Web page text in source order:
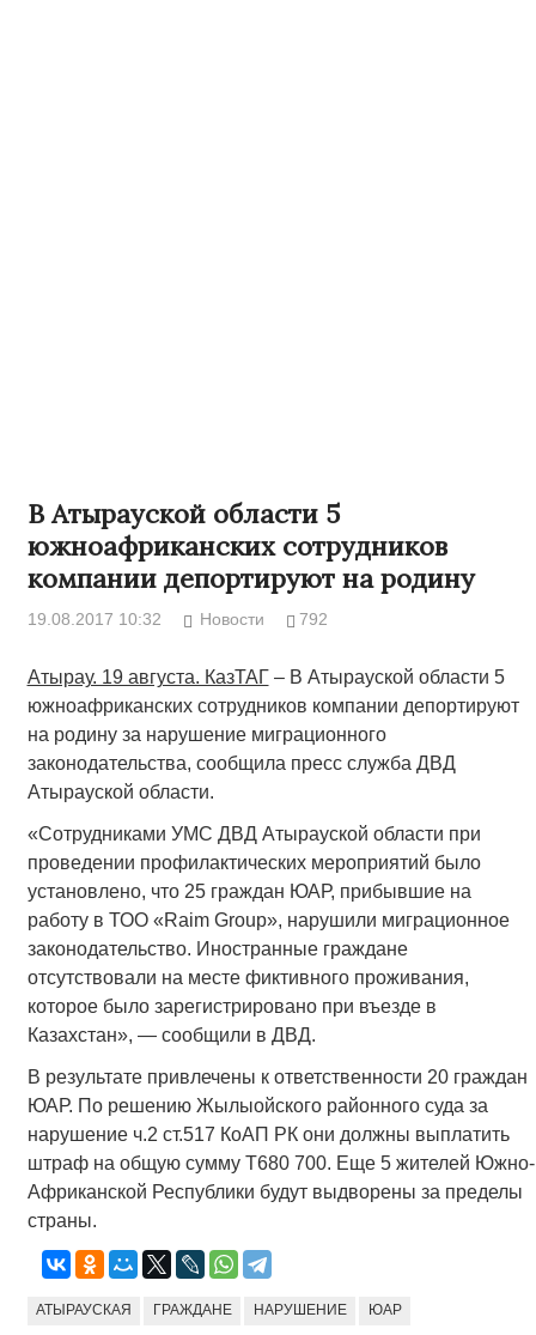
В Атырауской области 5
южноафриканских сотрудников
компании депортируют на родину
19.08.2017 10:32 Новости 792
Атырау. 19 августа. КазТАГ– В Атырауской области 5
южноафриканских сотрудников компании депортируют
на родину за нарушение миграционного
законодательства, сообщила пресс служба ДВД
Атырауской области.
«Сотрудниками УМС ДВД Атырауской области при
проведении профилактических мероприятий было
установлено, что 25 граждан ЮАР, прибывшие на
работу в ТОО «Raim Group», нарушили миграционное
законодательство. Иностранные граждане
отсутствовали на месте фиктивного проживания,
которое было зарегистрировано при въезде в
Казахстан», — сообщили в ДВД.
В результате привлечены к ответственности 20 граждан
ЮАР. По решению Жылыойского районного суда за
нарушение ч.2 ст.517 КоАП РК они должны выплатить
штраф на общую сумму Т680 700. Еще 5 жителей Южно-
Африканской Республики будут выдворены за пределы
страны.
АТЫРАУСКАЯ ГРАЖДАНЕ НАРУШЕНИЕ ЮАР